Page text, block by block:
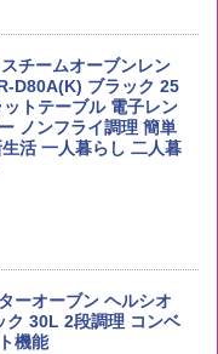
シヒカリ｜雪室保
白く輝き 粒感しっかり
お米 【やっぱり新潟
本 サントリー ウ
ル 缶
とんこつ味 35g×15個
プラーメン ミニカップ
ト アウトドアにも ロ
大人買い おやつカン
チームオーブンレン
D80A(K) ブラック 25
トテーブル 電子レン
ノンフライ調理 簡単
活 一人暮らし 二人暮
ーオーブン ヘルシオ
ク 30L 2段調理 コンベ
機能